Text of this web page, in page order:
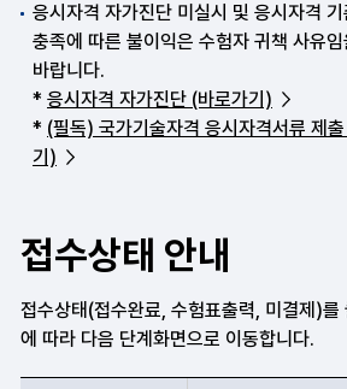
응시자격 자가진단 미실시 및 응시자격 기
충족에 따른 불이익은 수험자 귀책 사유임
바랍니다.
* 응시자격 자가진단 (바로가기)
* (필독) 국가기술자격 응시자격서류 제
기)
접수상태 안내
접수상태(접수완료, 수험표출력, 미결제)를
에 따라 다음 단계화면으로 이동합니다.